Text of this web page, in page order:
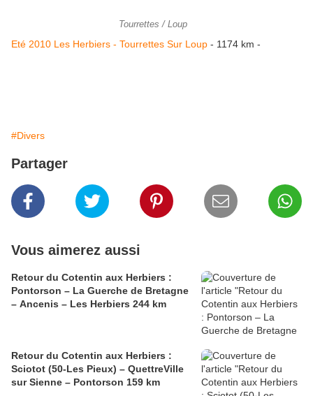
Tourrettes / Loup
Eté 2010 Les Herbiers - Tourrettes Sur Loup - 1174 km -
#Divers
Partager
Vous aimerez aussi
Retour du Cotentin aux Herbiers :
Pontorson – La Guerche de Bretagne
– Ancenis – Les Herbiers 244 km
Retour du Cotentin aux Herbiers :
Sciotot (50-Les Pieux) – QuettreVille
sur Sienne – Pontorson 159 km